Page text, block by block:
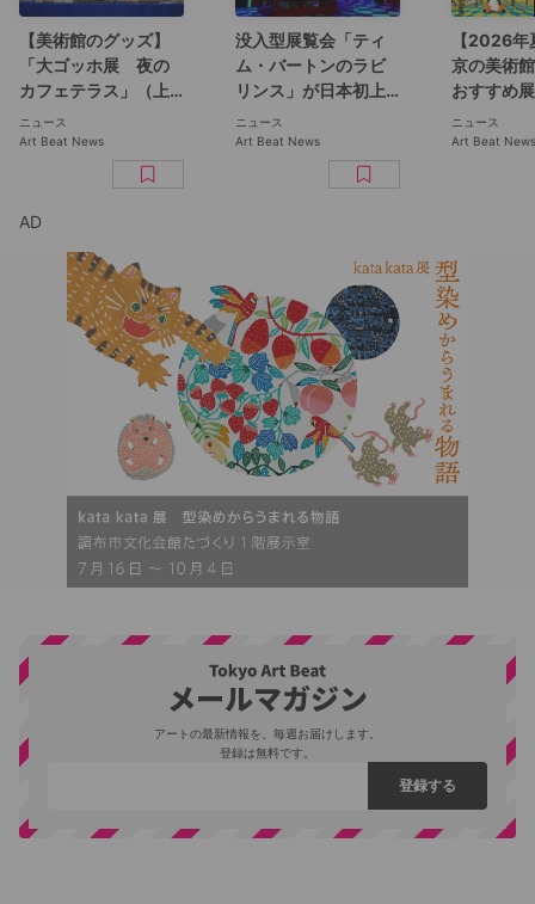
【美術館のグッズ】
「大ゴッホ展 夜の
カフェテラス」（上
野の森美術館）で見
つけた、編集部おす
すめグッズ10選
ニュース
Art Beat News
没入型展覧会「ティ
ム・バートンのラビ
リンス」が日本初上
陸。豊洲のCREVIA
BASE Tokyoで11月開
ニュース
Art Beat News
【2026
京の美術
おすすめ
｜ゴッホ
ントから
ニュース
Art Beat News
AD
アートの最新情報を、毎週お届けします。
登録は無料です。